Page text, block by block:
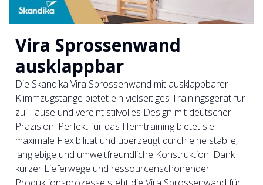
Vira Sprossenwand
ausklappbar
Die Skandika Vira Sprossenwand mit ausklappbarer
Klimmzugstange bietet ein vielseitiges Trainingsgerät für
zu Hause und vereint stilvolles Design mit deutscher
Präzision. Perfekt für das Heimtraining bietet sie
maximale Flexibilität und überzeugt durch eine stabile,
langlebige und umweltfreundliche Konstruktion. Dank
kurzer Lieferwege und ressourcenschonender